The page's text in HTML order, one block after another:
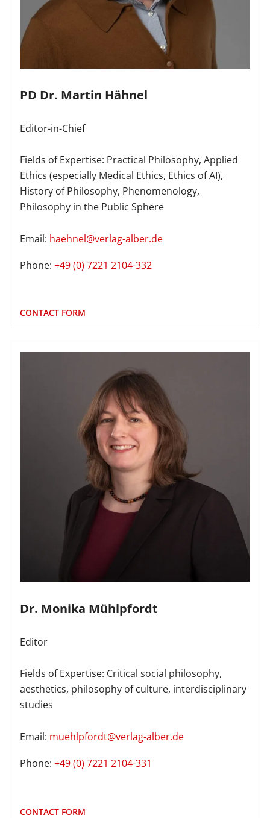
PD Dr. Martin Hähnel
Editor-in-Chief
Fields of Expertise: Practical Philosophy, Applied
Ethics (especially Medical Ethics, Ethics of AI),
History of Philosophy, Phenomenology,
Philosophy in the Public Sphere
Email: haehnel@verlag-alber.de
Phone: +49 (0) 7221 2104-332
CONTACT FORM
Dr. Monika Mühlpfordt
Editor
Fields of Expertise: Critical social philosophy,
aesthetics, philosophy of culture, interdisciplinary
studies
Email: muehlpfordt@verlag-alber.de
Phone: +49 (0) 7221 2104-331
CONTACT FORM